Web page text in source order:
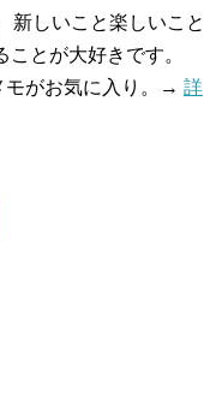
新しいこと楽しいこと
とが大好きです。
モがお気に入り。→ 詳